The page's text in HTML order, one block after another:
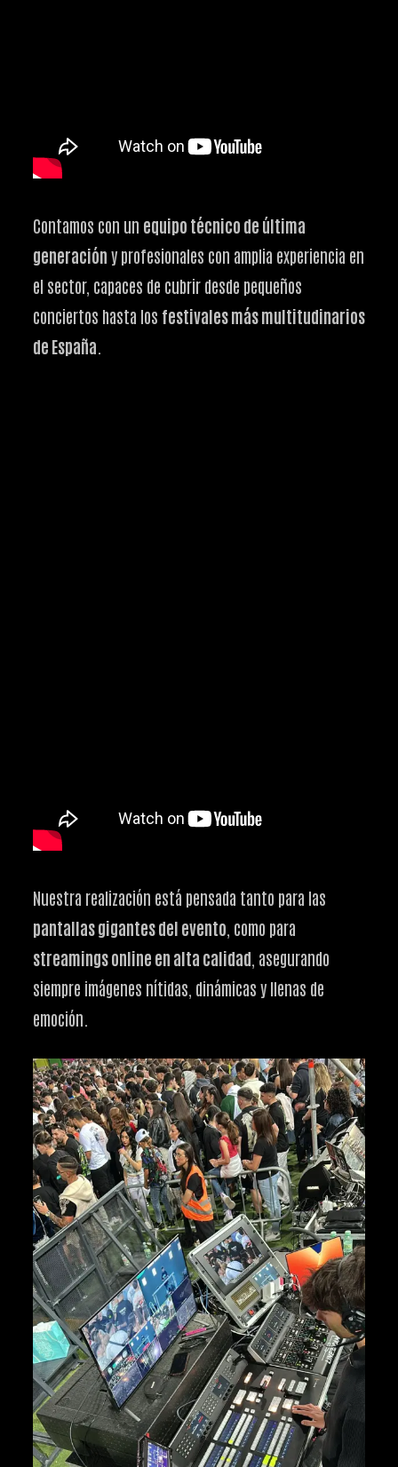
Contamos con un equipo técnico de última
generación y profesionales con amplia experiencia en
el sector, capaces de cubrir desde pequeños
conciertos hasta los festivales más multitudinarios
de España
Nuestra realización está pensada tanto para las
pantallas gigantes del evento , como para
streamings online en alta calidad , asegurando
siempre imágenes nítidas, dinámicas y llenas de
emoción.